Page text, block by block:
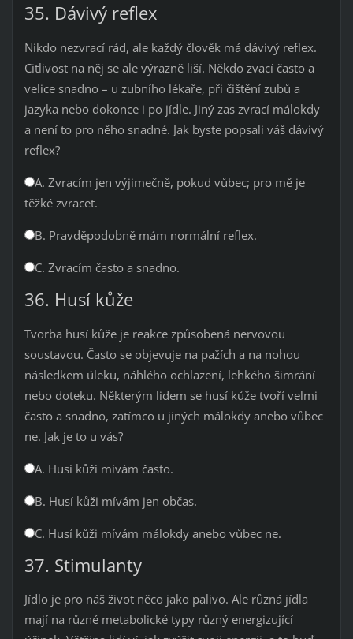
35. Dávivý reflex
Nikdo nezvrací rád, ale každý člověk má dávivý reflex.
Citlivost na něj se ale výrazně liší. Někdo zvací často a
velice snadno – u zubního lékaře, při čištění zubů a
jazyka nebo dokonce i po jídle. Jiný zas zvrací málokdy
a není to pro něho snadné. Jak byste popsali váš dávivý
reflex?
A. Zvracím jen výjimečně, pokud vůbec; pro mě je
těžké zvracet.
B. Pravděpodobně mám normální reflex.
C. Zvracím často a snadno.
36. Husí kůže
Tvorba husí kůže je reakce způsobená nervovou
soustavou. Často se objevuje na pažích a na nohou
následkem úleku, náhlého ochlazení, lehkého šimrání
nebo doteku. Některým lidem se husí kůže tvoří velmi
často a snadno, zatímco u jiných málokdy anebo vůbec
ne. Jak je to u vás?
A. Husí kůži mívám často.
B. Husí kůži mívám jen občas.
C. Husí kůži mívám málokdy anebo vůbec ne.
37. Stimulanty
Jídlo je pro náš život něco jako palivo. Ale různá jídla
mají na různé metabolické typy různý energizující